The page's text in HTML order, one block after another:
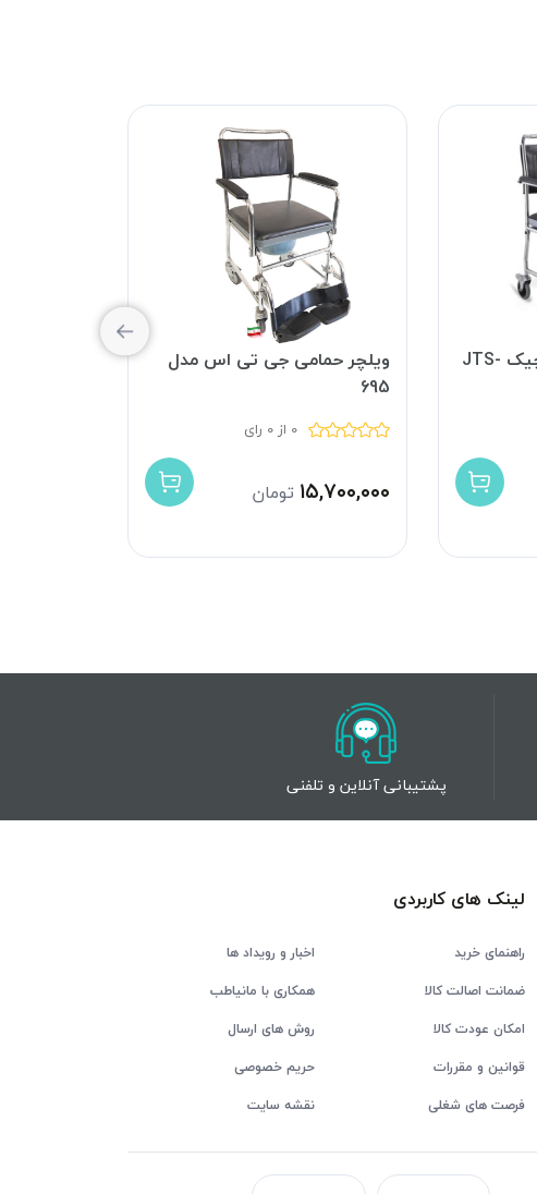
ویلچر حمامی چرخ کوچیک JTS-
ویلچر حمامی جی تی اس مدل
695
0 از 0 رای
۱۵,۷۰۰,۰۰۰ تومان
پشتیبانی آنلاین و تلفنی
لینک های کاربردی
راهنمای خرید
اخبار و رویداد ها
ضمانت اصالت کالا
همکاری با مانیاطب
امکان عودت کالا
روش های ارسال
قوانین و مقررات
حریم خصوصی
فرصت های شغلی
نقشه سایت